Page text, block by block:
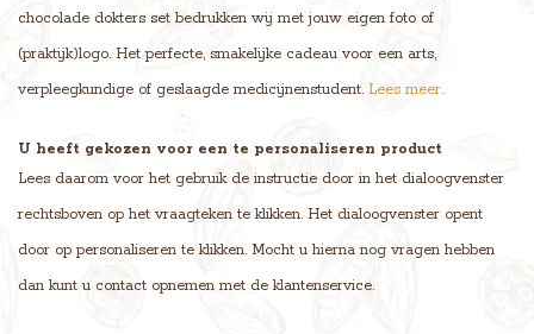
chocolade dokters set bedrukken wij met jouw eigen foto of
(praktijk)logo. Het perfecte, smakelijke cadeau voor een arts,
verpleegkundige of geslaagde medicijnenstudent. Lees meer..
U heeft gekozen voor een te personaliseren product
Lees daarom voor het gebruik de instructie door in het dialoogvenster
rechtsboven op het vraagteken te klikken. Het dialoogvenster opent
door op personaliseren te klikken. Mocht u hierna nog vragen hebben
dan kunt u contact opnemen met de klantenservice.